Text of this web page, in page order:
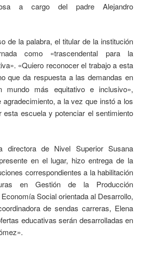
a cargo del padre Alejandro
de la palabra, el titular de la institución
como «trascendental para la
«Quiero reconocer el trabajo a esta
que da respuesta a las demandas en
más equitativo e inclusivo»,
agradecimiento, a la vez que instó a los
esta escuela y potenciar el sentimiento
directora de Nivel Superior Susana
en el lugar, hizo entrega de la
correspondientes a la habilitación
en Gestión de la Producción
Social orientada al Desarrollo,
de sendas carreras, Elena
educativas serán desarrolladas en